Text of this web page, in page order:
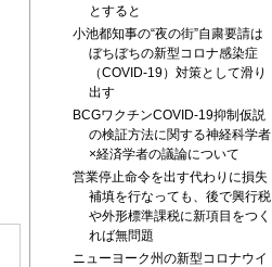
とすると
小池都知事の“夜の街”自粛要請は
ぼちぼちの新型コロナ感染症
（COVID-19）対策として滑り
出す
BCGワクチンCOVID-19抑制仮説
の検証方法に関する神経科学者
×経済学者の議論について
営業停止命令を出す代わりに損失
補填を行なっても、後で興行税
や外形標準課税に新項目をつく
れば無問題
ニューヨーク州の新型コロナウイ